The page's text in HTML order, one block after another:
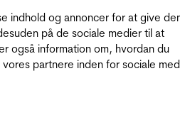
indhold og annoncer for at give
på de sociale medier til at
også information om, hvordan du
partnere inden for sociale